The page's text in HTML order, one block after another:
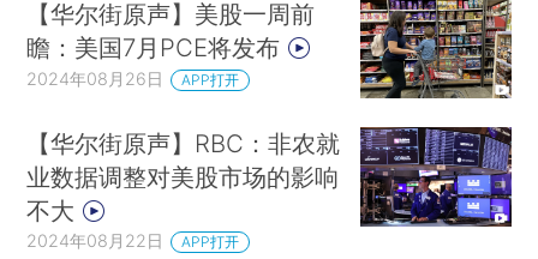
【华尔街原声】美股一周前
瞻：美国7月PCE将发布
2024年08月26日 APP打开
【华尔街原声】RBC：非农就
业数据调整对美股市场的影响
不大
2024年08月22日 APP打开